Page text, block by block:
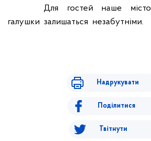
Для
гостей наше місто
галушки залишаться незабутніми.
Надрукувати
Поділитися
Твітнути